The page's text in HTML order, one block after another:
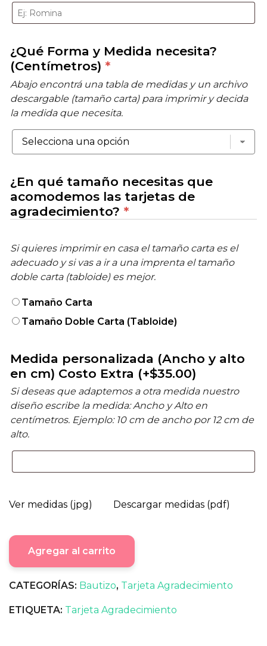
¿Qué Forma y Medida necesita?
(Centímetros) *
Abajo encontrá una tabla de medidas y un archivo
descargable (tamaño carta) para imprimir y decida
la medida que necesita.
¿En qué tamaño necesitas que
acomodemos las tarjetas de
agradecimiento? *
Si quieres imprimir en casa el tamaño carta es el
adecuado y si vas a ir a una imprenta el tamaño
doble carta (tabloide) es mejor.
Tamaño Carta
Tamaño Doble Carta (Tabloide)
Medida personalizada (Ancho y alto
en cm) Costo Extra (+$35.00)
Si deseas que adaptemos a otra medida nuestro
diseño escribe la medida: Ancho y Alto en
centímetros. Ejemplo: 10 cm de ancho por 12 cm de
alto.
Ver medidas (jpg) Descargar medidas (pdf)
Agregar al carrito
CATEGORÍAS: Bautizo, Tarjeta Agradecimiento
ETIQUETA: Tarjeta Agradecimiento